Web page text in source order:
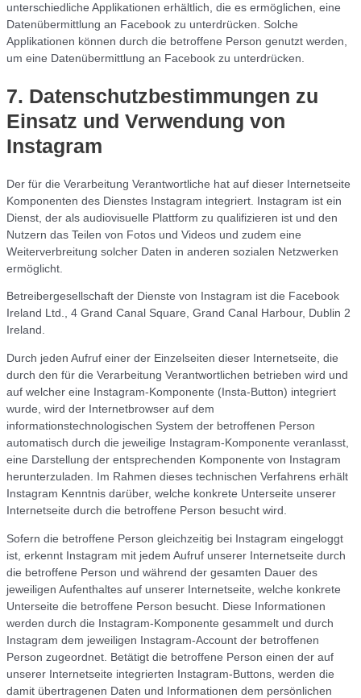
unterschiedliche Applikationen erhältlich, die es ermöglichen, eine
Datenübermittlung an Facebook zu unterdrücken. Solche
Applikationen können durch die betroffene Person genutzt werden,
um eine Datenübermittlung an Facebook zu unterdrücken.
7. Datenschutzbestimmungen zu
Einsatz und Verwendung von
Instagram
Der für die Verarbeitung Verantwortliche hat auf dieser Internetseite
Komponenten des Dienstes Instagram integriert. Instagram ist ein
Dienst, der als audiovisuelle Plattform zu qualifizieren ist und den
Nutzern das Teilen von Fotos und Videos und zudem eine
Weiterverbreitung solcher Daten in anderen sozialen Netzwerken
ermöglicht.
Betreibergesellschaft der Dienste von Instagram ist die Facebook
Ireland Ltd., 4 Grand Canal Square, Grand Canal Harbour, Dublin 2
Ireland.
Durch jeden Aufruf einer der Einzelseiten dieser Internetseite, die
durch den für die Verarbeitung Verantwortlichen betrieben wird und
auf welcher eine Instagram-Komponente (Insta-Button) integriert
wurde, wird der Internetbrowser auf dem
informationstechnologischen System der betroffenen Person
automatisch durch die jeweilige Instagram-Komponente veranlasst,
eine Darstellung der entsprechenden Komponente von Instagram
herunterzuladen. Im Rahmen dieses technischen Verfahrens erhält
Instagram Kenntnis darüber, welche konkrete Unterseite unserer
Internetseite durch die betroffene Person besucht wird.
Sofern die betroffene Person gleichzeitig bei Instagram eingeloggt
ist, erkennt Instagram mit jedem Aufruf unserer Internetseite durch
die betroffene Person und während der gesamten Dauer des
jeweiligen Aufenthaltes auf unserer Internetseite, welche konkrete
Unterseite die betroffene Person besucht. Diese Informationen
werden durch die Instagram-Komponente gesammelt und durch
Instagram dem jeweiligen Instagram-Account der betroffenen
Person zugeordnet. Betätigt die betroffene Person einen der auf
unserer Internetseite integrierten Instagram-Buttons, werden die
damit übertragenen Daten und Informationen dem persönlichen